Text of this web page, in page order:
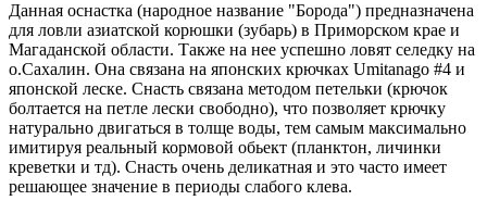
Данная оснастка (народное название "Борода") предназначена
для ловли азиатской корюшки (зубарь) в Приморском крае и
Магаданской области. Также на нее успешно ловят селедку на
о.Сахалин. Она связана на японских крючках Umitanago #4 и
японской леске. Снасть связана методом петельки (крючок
болтается на петле лески свободно), что позволяет крючку
натурально двигаться в толще воды, тем самым максимально
имитируя реальный кормовой обьект (планктон, личинки
креветки и тд). Снасть очень деликатная и это часто имеет
решающее значение в периоды слабого клева.